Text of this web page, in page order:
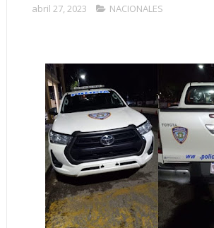
abril 27, 2023 NACIONALES